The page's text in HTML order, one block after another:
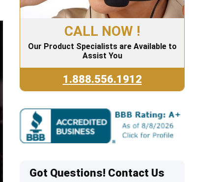
CALL NOW !
Our Product Specialists are Available to
Assist You
1.888.556.1912
Got Questions! Contact Us